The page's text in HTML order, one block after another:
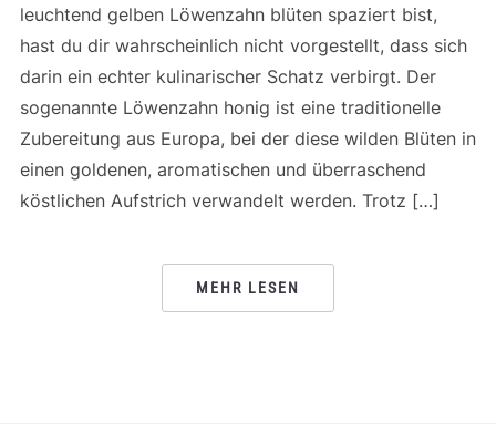
leuchtend gelben Löwenzahn blüten spaziert bist,
hast du dir wahrscheinlich nicht vorgestellt, dass sich
darin ein echter kulinarischer Schatz verbirgt. Der
sogenannte Löwenzahn honig ist eine traditionelle
Zubereitung aus Europa, bei der diese wilden Blüten in
einen goldenen, aromatischen und überraschend
köstlichen Aufstrich verwandelt werden. Trotz […]
MEHR LESEN